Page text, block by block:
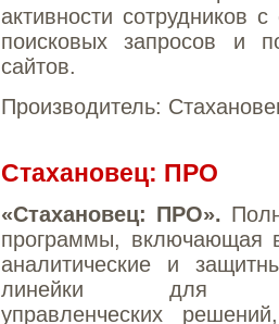
активности сотрудников
поисковых запросов и
сайтов.
Производитель:
Стахановец: ПРО
«Стахановец: ПРО».
программы, включающая
аналитические и
линейки для
управленческих